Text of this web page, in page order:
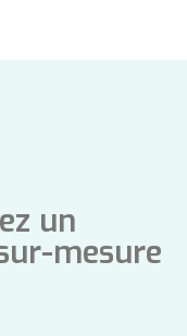
un
mesure